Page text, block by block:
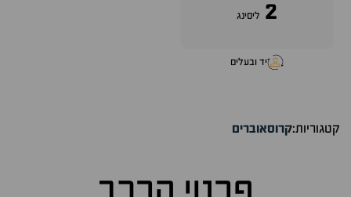
2 ליסינג
יד ובעלים
קטגוריות:קרוסאוברים